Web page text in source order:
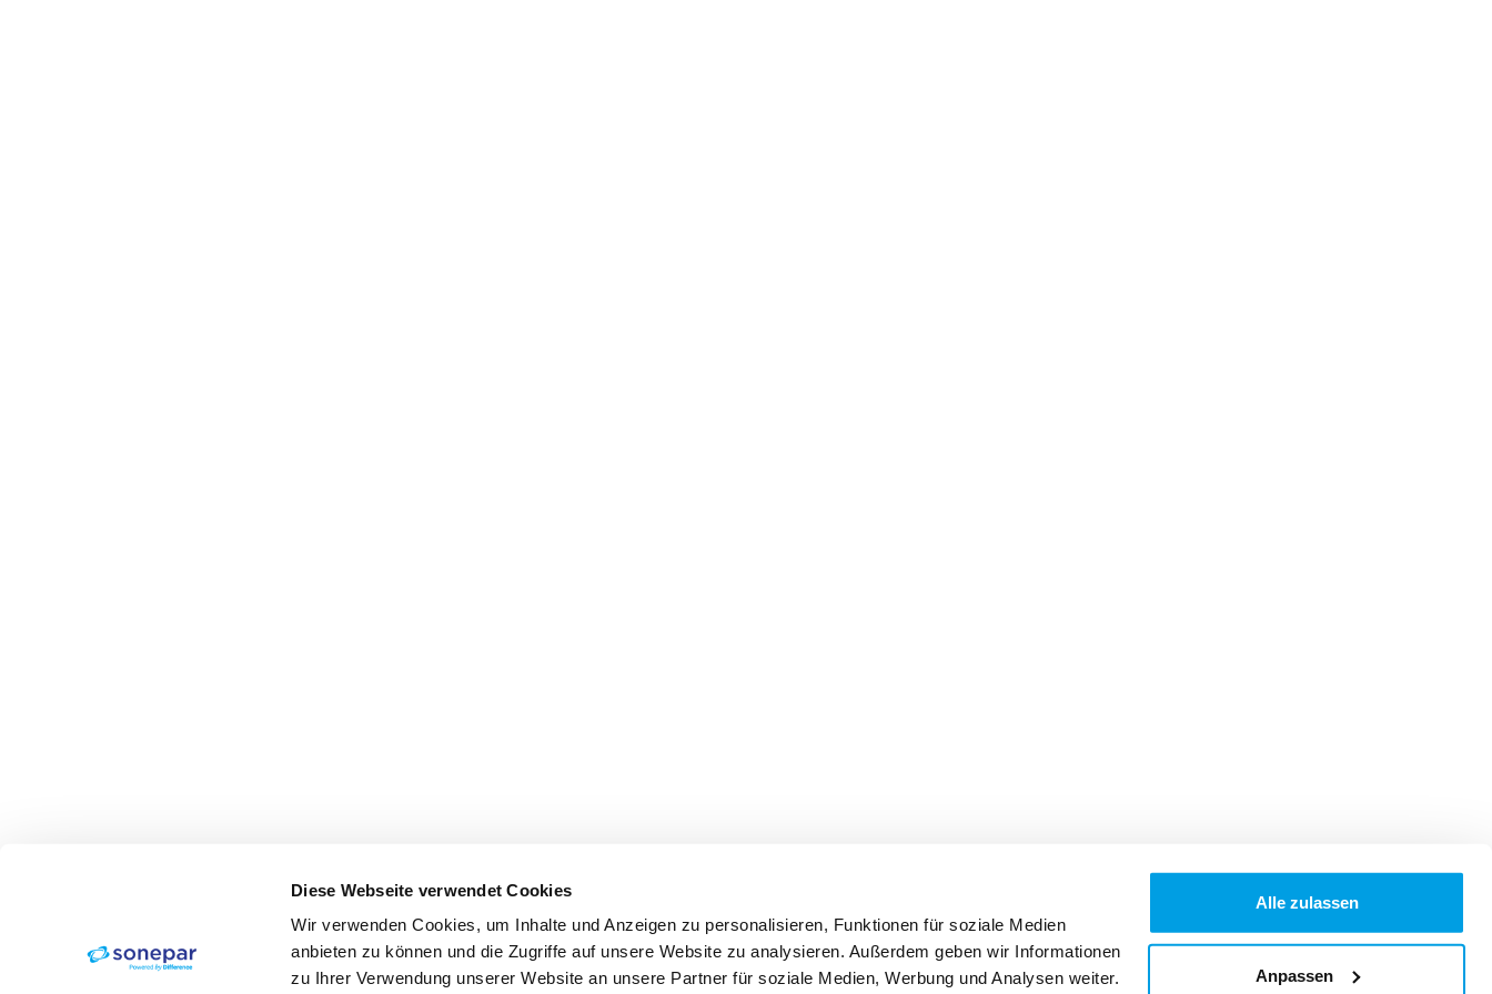
Diese Webseite verwendet Cookies
Wir verwenden Cookies, um Inhalte und Anzeigen zu personalisieren, Funktionen für soziale Medien
anbieten zu können und die Zugriffe auf unsere Website zu analysieren. Außerdem geben wir Informationen
zu Ihrer Verwendung unserer Website an unsere Partner für soziale Medien, Werbung und Analysen weiter.
Alle zulassen
Anpassen